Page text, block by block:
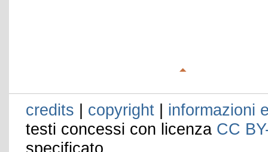
credits | copyright | informazioni
testi concessi con licenza CC
specificato